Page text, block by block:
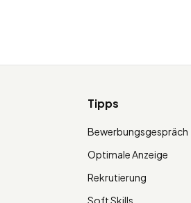
Tipps
Bewerbungsgespräch
Optimale Anzeige
Rekrutierung
Soft Skills